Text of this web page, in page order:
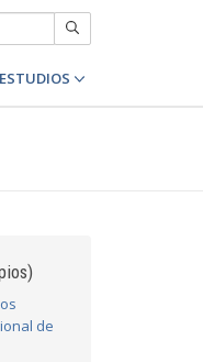
de